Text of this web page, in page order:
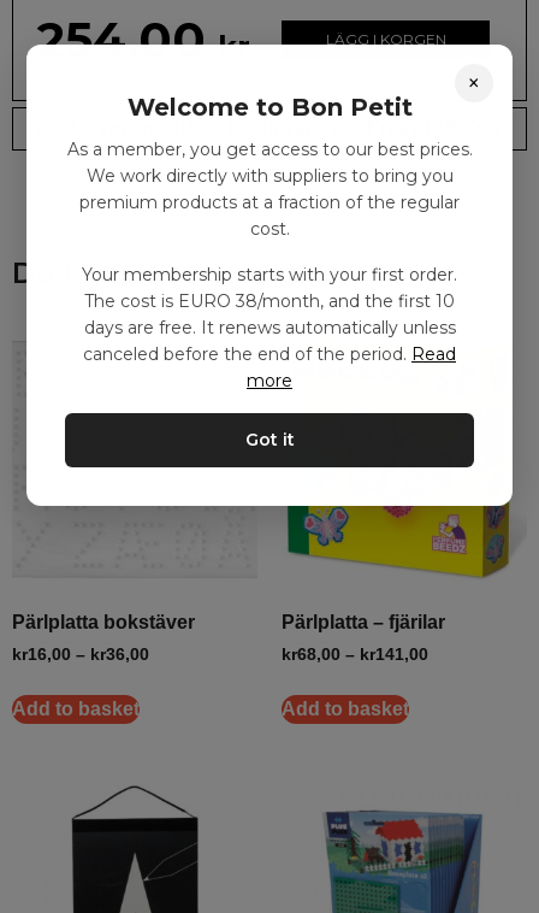
254.00 kr LÄGG I KORGEN
Du kanske också gillar
Pärlplatta bokstäver
kr16,00 – kr36,00
Add to basket
Pärlplatta – fjärilar
kr68,00 – kr141,00
Add to basket
×
Welcome to Bon Petit
As a member, you get access to our best prices.
We work directly with suppliers to bring you
premium products at a fraction of the regular
cost.
Your membership starts with your first order.
The cost is EURO 38/month, and the first 10
days are free. It renews automatically unless
canceled before the end of the period. Read
more
Got it